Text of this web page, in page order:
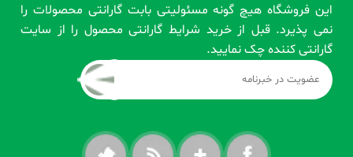
این فروشگاه هیچ گونه مسئولیتی بابت گارانتی محصولات را
نمی پذیرد. قبل از خرید شرایط گارانتی محصول را از سایت
گارانتی کننده چک نمایید.